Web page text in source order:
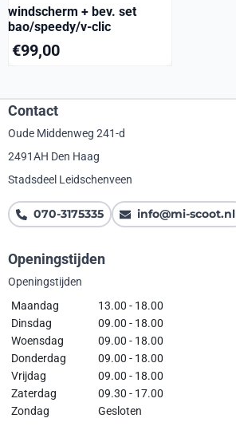
windscherm + bev. set
bao/speedy/v-clic
€99,00
Contact
Oude Middenweg 241-d
2491AH Den Haag
Stadsdeel Leidschenveen
070-3175335 info@mi-scoot.nl
Openingstijden
Openingstijden
Maandag
13.00 - 18.00
Dinsdag
09.00 - 18.00
Woensdag
09.00 - 18.00
Donderdag
09.00 - 18.00
Vrijdag
09.00 - 18.00
Zaterdag
09.30 - 17.00
Zondag
Gesloten